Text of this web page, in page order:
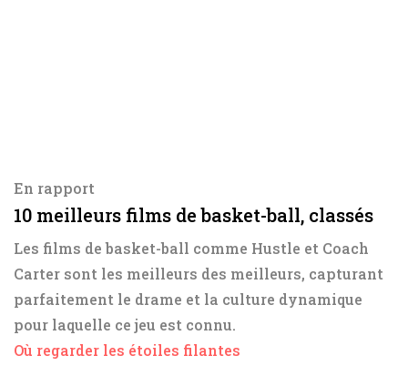
En rapport
10 meilleurs films de basket-ball, classés
Les films de basket-ball comme Hustle et Coach
Carter sont les meilleurs des meilleurs, capturant
parfaitement le drame et la culture dynamique
pour laquelle ce jeu est connu.
Où regarder les étoiles filantes